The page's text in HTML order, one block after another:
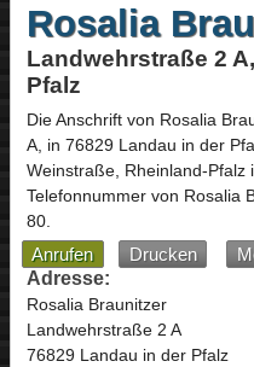
Rosalia
Landwehrstraße 2
Pfalz
Die Anschrift von Rosalia
A, in 76829 Landau in der
Weinstraße, Rheinland-Pfalz
Telefonnummer von Rosalia
80.
Anrufen Drucken
Adresse:
Rosalia Braunitzer
Landwehrstraße 2 A
76829 Landau in der Pfalz